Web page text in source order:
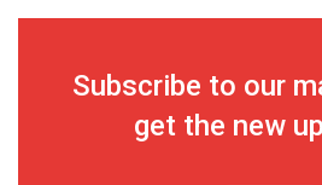
Subscribe to our
get the new